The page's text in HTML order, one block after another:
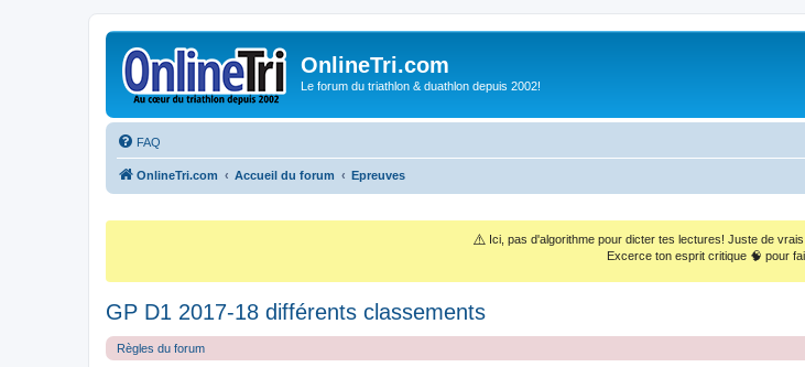
OnlineTri.com
Le forum du triathlon & duathlon depuis 2002!
FAQ
OnlineTri.com Accueil du forum Epreuves
⚠️ Ici, pas d'algorithme pour dicter tes lectures! Juste de
Excerce ton esprit critique 🧠 pour
GP D1 2017-18 différents classements
Règles du forum